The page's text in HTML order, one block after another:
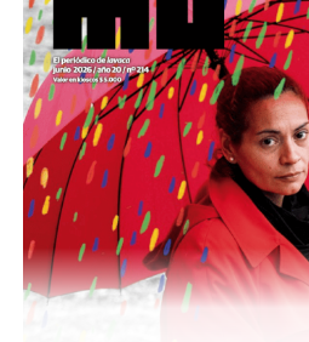
podría ser una frase:
Sin
Descargar la Mu en PDF